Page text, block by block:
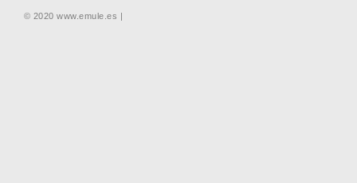
© 2020 www.emule.es |